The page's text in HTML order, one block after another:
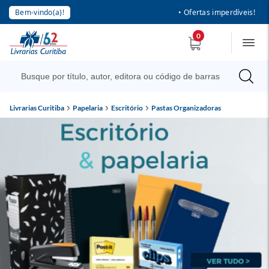
Bem-vindo(a)! • Ofertas imperdíveis!
0
Livrarias Curitiba Papelaria Escritório Pastas Organizadoras